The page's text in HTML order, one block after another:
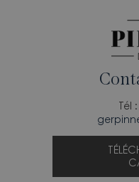
Tél